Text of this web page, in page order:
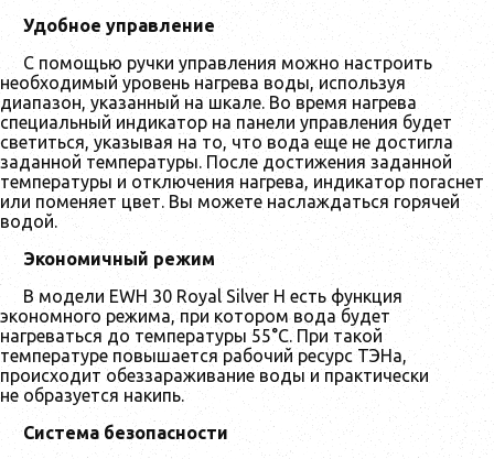
Удобное управление
С помощью ручки управления можно настроить
необходимый уровень нагрева воды, используя
диапазон, указанный на шкале. Во время нагрева
специальный индикатор на панели управления будет
светиться, указывая на то, что вода еще не достигла
заданной температуры. После достижения заданной
температуры и отключения нагрева, индикатор погаснет
или поменяет цвет. Вы можете наслаждаться горячей
водой.
Экономичный режим
В модели EWH 30 Royal Silver H есть функция
экономного режима, при котором вода будет
нагреваться до температуры 55°С. При такой
температуре повышается рабочий ресурс ТЭНа,
происходит обеззараживание воды и практически
не образуется накипь.
Система безопасности